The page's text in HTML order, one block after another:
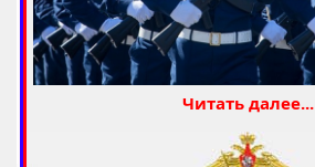
Читать далее...